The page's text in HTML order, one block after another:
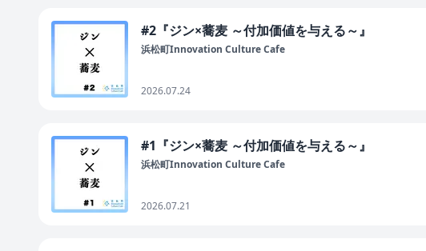
#2『ジン×蕎麦 ～付加価値を与える～』
浜松町Innovation Culture Cafe
2026.07.24
#1『ジン×蕎麦 ～付加価値を与える～』
浜松町Innovation Culture Cafe
2026.07.21